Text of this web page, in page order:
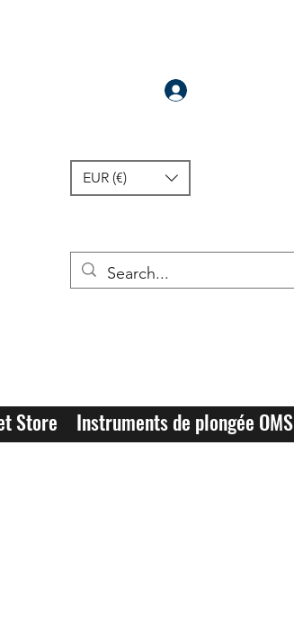
EUR (€)
Store Instruments de plongée OMS